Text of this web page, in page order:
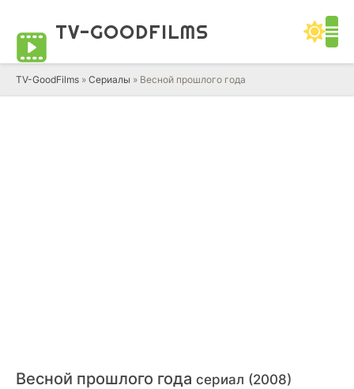
TV-GOODFILMS
TV-GoodFilms » Сериалы » Весной прошлого года
Весной прошлого года сериал (2008)